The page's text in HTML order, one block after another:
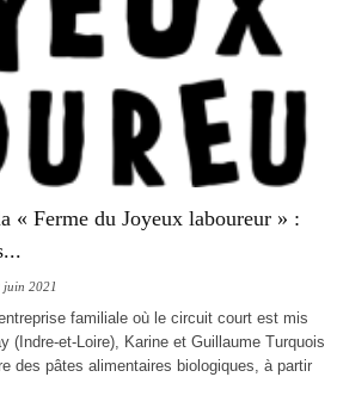
« Ferme du Joyeux laboureur » :
juin 2021
familiale où le circuit court est mis
(Indre-et-Loire), Karine et Guillaume Turquois
des pâtes alimentaires biologiques, à partir